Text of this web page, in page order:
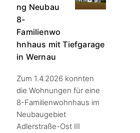
ng Neubau
8-
Familienwo
hnhaus mit Tiefgarage
in Wernau
Zum 1.4.2026 konnten
die Wohnungen für eine
8-Familienwohnhaus im
Neubaugebiet
Adlerstraße-Ost III